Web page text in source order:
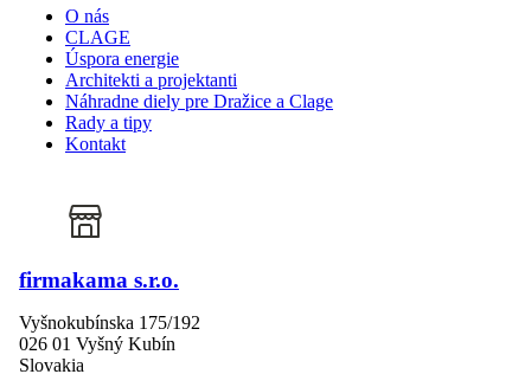
O nás
CLAGE
Úspora energie
Architekti a projektanti
Náhradne diely pre Dražice a Clage
Rady a tipy
Kontakt
firmakama s.r.o.
Vyšnokubínska 175/192
026 01 Vyšný Kubín
Slovakia